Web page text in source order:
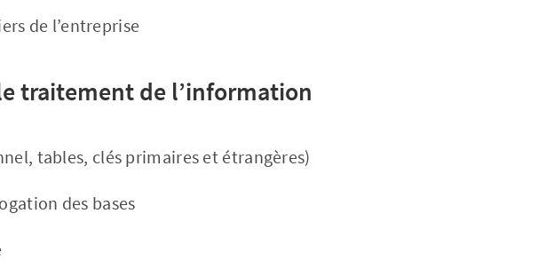
de l’entreprise
traitement de l’information
tables, clés primaires et étrangères)
des bases